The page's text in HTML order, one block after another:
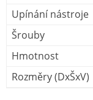
Upínání nástroje
Šrouby
Hmotnost
Rozměry (DxŠxV)